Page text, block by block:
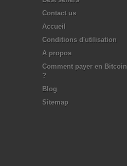
Contact us
Accueil
Conditions d'utilisation
A propos
Comment payer en Bitcoin
?
Blog
Sitemap